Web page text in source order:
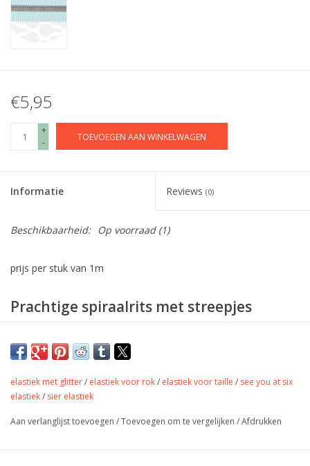
€5,95
+
-
TOEVOEGEN AAN WINKELWAGEN
Informatie Reviews (0)
Beschikbaarheid: Op voorraad(1)
prijs per stuk van 1m
Prachtige spiraalrits met streepjes
detail uitwerken. De ritsen zijn ook zeker geschikt voor kussens
De rits is eenvoudig te naaien met een gewone naaimachine.
elastiek met glitter/ elastiek voor rok/ elastiek voor taille / see you at six
elastiek/ sier elastiek
Aan verlanglijst toevoegen /Toevoegen om te vergelijken /Afdrukken